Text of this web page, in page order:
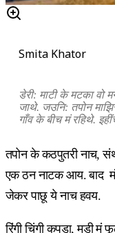
Smita Khator
डेरी: माटी के मटका वो
जाथे. जउनि: तपोन
गाँव के बीच मं रहिथे.
तपोन के कठपुतरी नाच,
एक ठन नाटक आय. बाद मं
जेकर पाछू ये नाच हवय.
रिंगी चिंगी कपड़ा, मुड़ी